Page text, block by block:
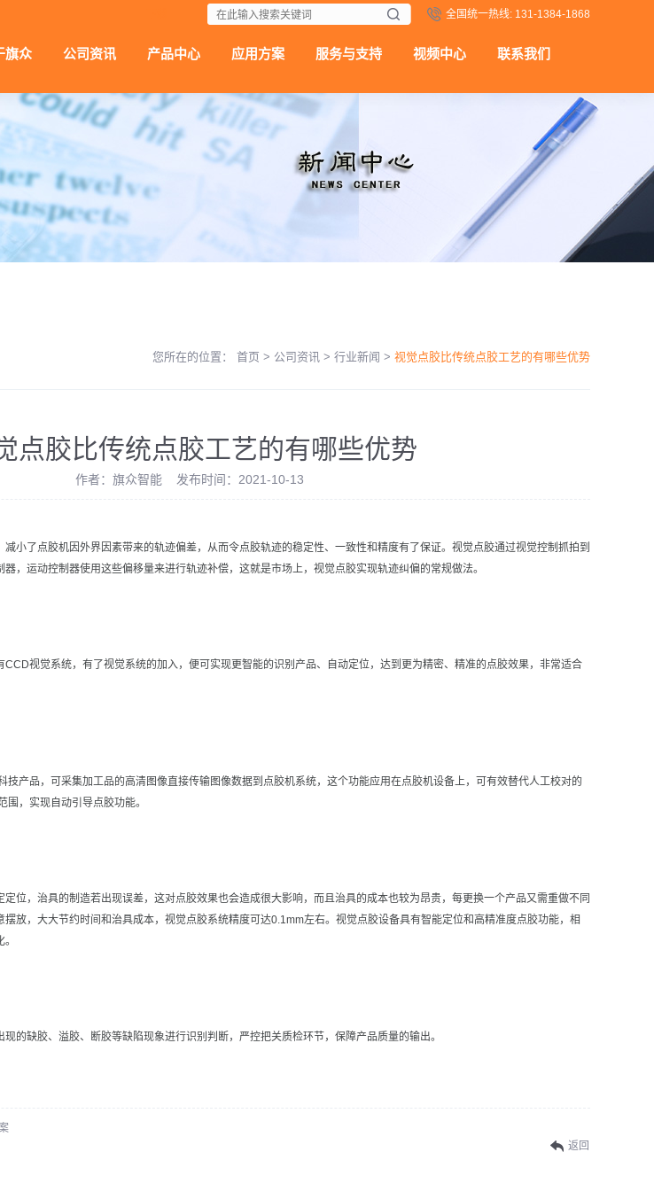
全国统一热线: 131-1384-1868
旗众 公司资讯 产品中心 应用方案 服务与支持 视频中心 联系我们
您所在的位置： 首页 > 公司资讯 > 行业新闻 > 视觉点胶比传统点胶工艺的有哪些优势
点胶比传统点胶工艺的有哪些优势
作者：旗众智能 发布时间：2021-10-13
小了点胶机因外界因素带来的轨迹偏差，从而令点胶轨迹的稳定性、一致性和精度有了保证。视觉点胶通过视觉控制抓拍到
，运动控制器使用这些偏移量来进行轨迹补偿，这就是市场上，视觉点胶实现轨迹纠偏的常规做法。
视觉系统，有了视觉系统的加入，便可实现更智能的识别产品、自动定位，达到更为精密、精准的点胶效果，非常适合
技产品，可采集加工品的高清图像直接传输图像数据到点胶机系统，这个功能应用在点胶机设备上，可有效替代人工校对的
，实现自动引导点胶功能。
位，治具的制造若出现误差，这对点胶效果也会造成很大影响，而且治具的成本也较为昂贵，每更换一个产品又需重做不同
放，大大节约时间和治具成本，视觉点胶系统精度可达0.1mm左右。视觉点胶设备具有智能定位和高精准度点胶功能，相
的缺胶、溢胶、断胶等缺陷现象进行识别判断，严控把关质检环节，保障产品质量的输出。
返回